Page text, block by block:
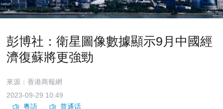
彭博社：衛星圖像數據顯示9月中國經
濟復蘇將更強勁
來源：香港商報網
2023-09-29 10:49